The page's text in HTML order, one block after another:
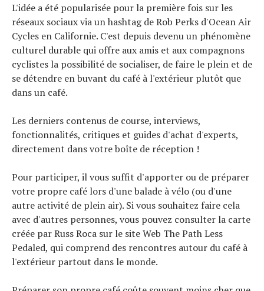
L'idée a été popularisée pour la première fois sur les
réseaux sociaux via un hashtag de Rob Perks d'Ocean Air
Cycles en Californie. C'est depuis devenu un phénomène
culturel durable qui offre aux amis et aux compagnons
cyclistes la possibilité de socialiser, de faire le plein et de
se détendre en buvant du café à l'extérieur plutôt que
dans un café.
Les derniers contenus de course, interviews,
fonctionnalités, critiques et guides d'achat d'experts,
directement dans votre boîte de réception !
Pour participer, il vous suffit d'apporter ou de préparer
votre propre café lors d'une balade à vélo (ou d'une
autre activité de plein air). Si vous souhaitez faire cela
avec d'autres personnes, vous pouvez consulter la carte
créée par Russ Roca sur le site Web The Path Less
Pedaled, qui comprend des rencontres autour du café à
l'extérieur partout dans le monde.